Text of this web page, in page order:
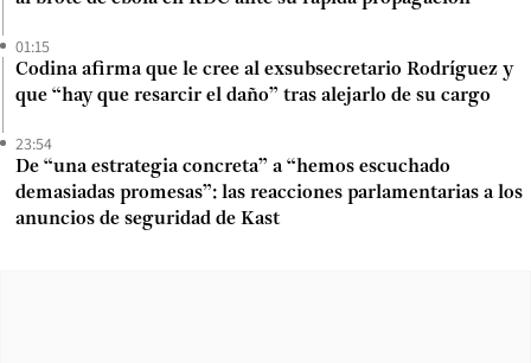
01:15
Codina afirma que le cree al exsubsecretario Rodríguez y
que “hay que resarcir el daño” tras alejarlo de su cargo
23:54
De “una estrategia concreta” a “hemos escuchado
demasiadas promesas”: las reacciones parlamentarias a los
anuncios de seguridad de Kast